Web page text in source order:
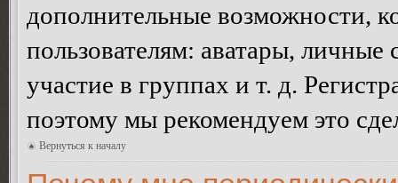
дополнительные возможности,
пользователям: аватары,
участие в группах и т. д.
поэтому мы рекомендуем это
Вернуться к началу